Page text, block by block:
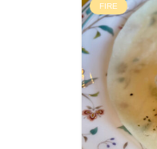
FIRE